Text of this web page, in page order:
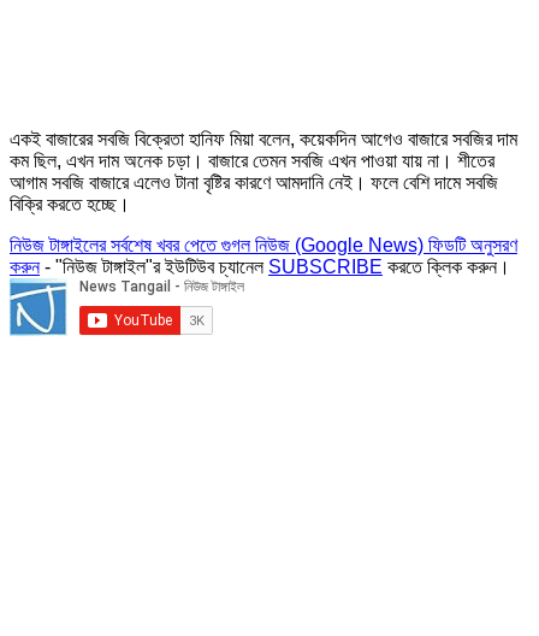
একই বাজারের সবজি বিক্রেতা হানিফ মিয়া বলেন, কয়েকদিন আগেও বাজারে সবজির দাম
কম ছিল, এখন দাম অনেক চড়া। বাজারে তেমন সবজি এখন পাওয়া যায় না। শীতের
আগাম সবজি বাজারে এলেও টানা বৃষ্টির কারণে আমদানি নেই। ফলে বেশি দামে সবজি
বিক্রি করতে হচ্ছে।
নিউজ টাঙ্গাইলের সর্বশেষ খবর পেতে গুগল নিউজ (Google News) ফিডটি অনুসরণ
করুন- "নিউজ টাঙ্গাইল"র ইউটিউব চ্যানেল SUBSCRIBE করতে ক্লিক করুন।